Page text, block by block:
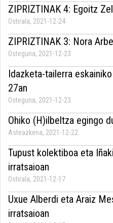
ZIPRIZTINAK 4: Egoitz
Ostirala, 2021-12-24
ZIPRIZTINAK 3: Nora
Osteguna, 2021-12-23
Idazketa-tailerra
27an
Osteguna, 2021-12-23
Ohiko (H)ilbeltza egingo
Asteazkena, 2021-12-22
Tupust kolektiboa eta
irratsaioan
Ostirala, 2021-12-17
Uxue Alberdi eta Araiz
irratsaioan